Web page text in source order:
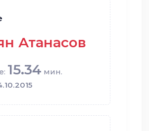
Атанасов
15.34 мин.